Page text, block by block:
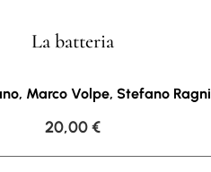
La batteria
Marco Volpe, Stefano Ragni
20,00€